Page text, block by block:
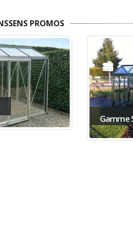
PROMOS
Gamme